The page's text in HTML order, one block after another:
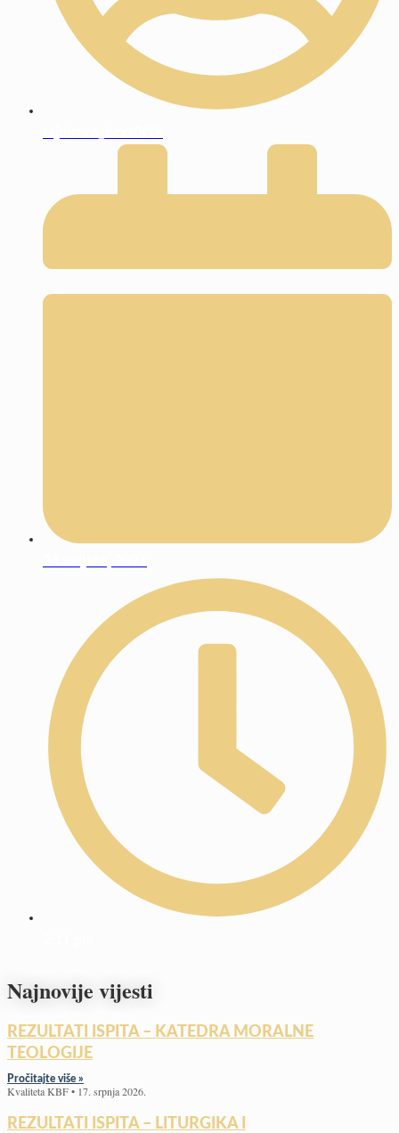
Najnovije vijesti
REZULTATI ISPITA – KATEDRA MORALNE
TEOLOGIJE
Pročitajte više »
Kvaliteta KBF 17. srpnja 2026.
REZULTATI ISPITA – LITURGIKA I